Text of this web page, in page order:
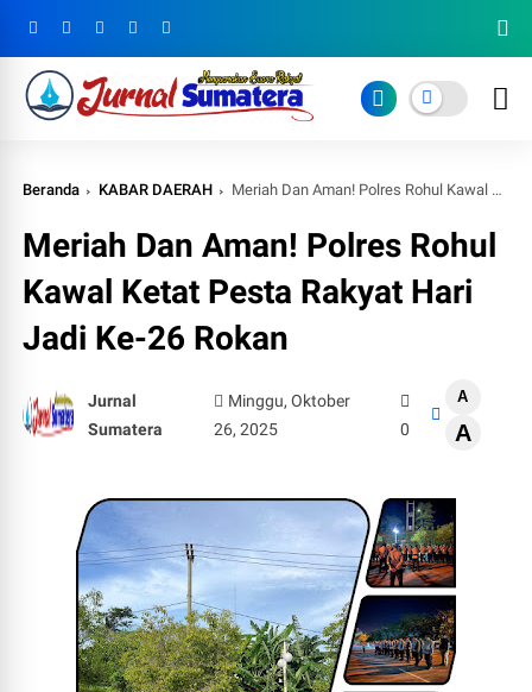
Beranda KABAR DAERAH Meriah Dan Aman! Polres Rohul Kawal Ketat Pesta Rakyat Hari Jadi Ke-26 Rokan
Meriah Dan Aman! Polres Rohul
Kawal Ketat Pesta Rakyat Hari
Jadi Ke-26 Rokan
Jurnal
Sumatera
Minggu, Oktober
26, 2025
0
A
A